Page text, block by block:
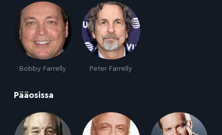
Bobby Farrelly Peter Farrelly
Pääosissa